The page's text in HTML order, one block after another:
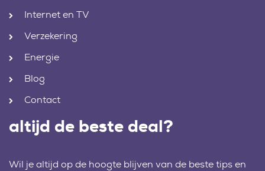
Internet en TV
Verzekering
Energie
Blog
Contact
altijd de beste deal?
Wil je altijd op de hoogte blijven van de beste tips en